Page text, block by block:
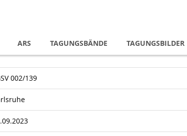
ARS TAGUNGSBÄNDE TAGUNGSBILDER
002/139